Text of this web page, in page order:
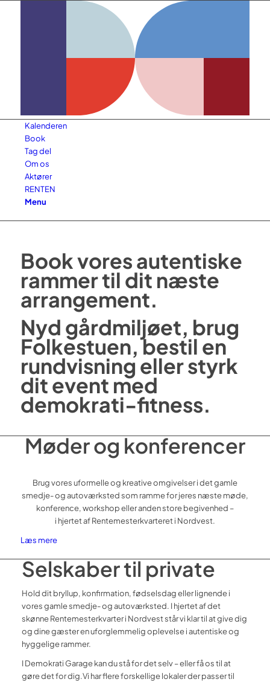
Kalenderen
Book
Tag del
Om os
Aktører
RENTEN
Menu
Book vores autentiske
rammer til dit næste
arrangement.
Nyd gårdmiljøet, brug
Folkestuen, bestil en
rundvisning eller styrk
dit event med
demokrati-fitness.
Møder og konferencer
Brug vores uformelle og kreative omgivelser i det gamle
smedje- og autoværksted som ramme for jeres næste møde,
konference, workshop eller anden store begivenhed –
i hjertet af Rentemesterkvarteret i Nordvest.
Læs mere
Selskaber til private
Hold dit bryllup, konfirmation, fødselsdag eller lignende i
voresgamle smedje- og autoværksted. I hjertet af det
skønne Rentemesterkvarter i Nordvest står vi klar til at give dig
og dine gæster en uforglemmelig oplevelse i autentiske og
hyggelige rammer.
I Demokrati Garage kan du stå for det selv – eller få os til at
gøre det for dig.Vi har flere forskellige lokaler der passer til